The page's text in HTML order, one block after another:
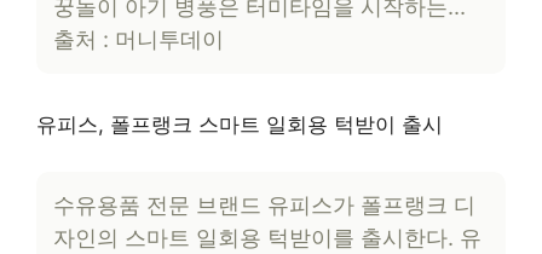
꿍놀이 아기 병풍은 터미타임을 시작하는…
출처 : 머니투데이
유피스, 폴프랭크 스마트 일회용 턱받이 출시
수유용품 전문 브랜드 유피스가 폴프랭크 디
자인의 스마트 일회용 턱받이를 출시한다. 유